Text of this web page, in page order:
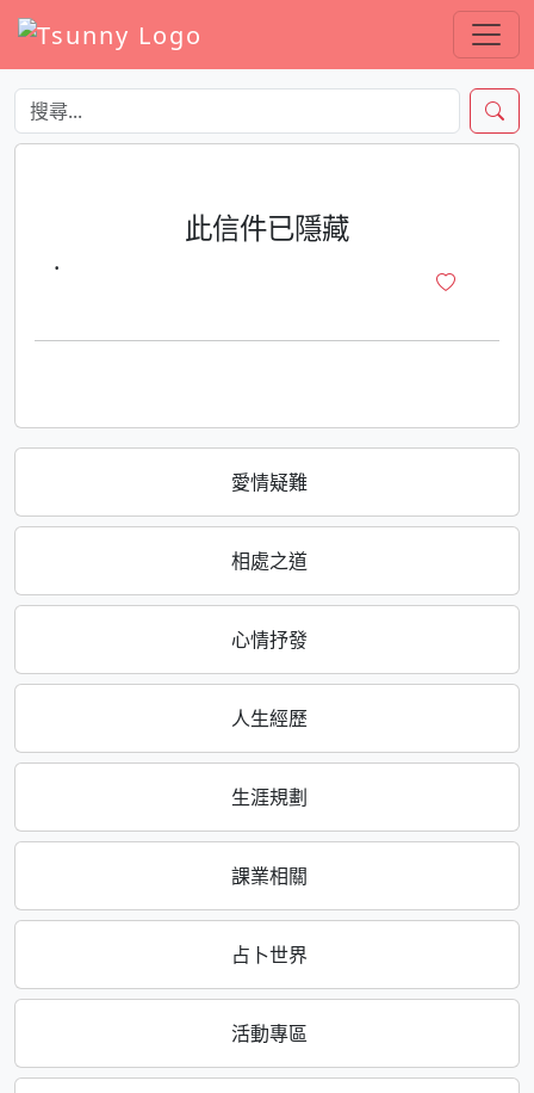
愛情疑難
相處之道
心情抒發
人生經歷
生涯規劃
課業相關
占卜世界
活動專區
此信件已隱藏
·